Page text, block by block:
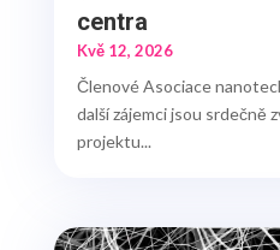
centra
Kvě 12, 2026
Členové Asociace
další zájemci jsou srdečně
projektu...